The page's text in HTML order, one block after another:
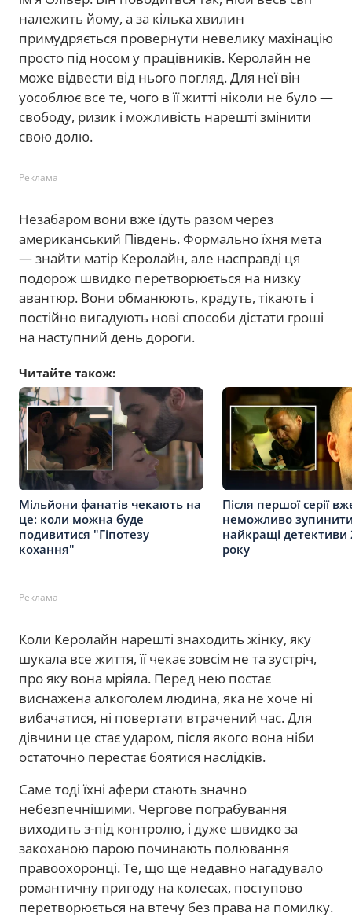
належить йому, а за кілька хвилин
примудряється провернути невелику махінацію
просто під носом у працівників. Керолайн не
може відвести від нього погляд. Для неї він
уособлює все те, чого в її житті ніколи не було —
свободу, ризик і можливість нарешті змінити
свою долю.
Реклама
Незабаром вони вже їдуть разом через
американський Південь. Формально їхня мета
— знайти матір Керолайн, але насправді ця
подорож швидко перетворюється на низку
авантюр. Вони обманюють, крадуть, тікають і
постійно вигадують нові способи дістати гроші
на наступний день дороги.
Читайте також:
Мільйони фанатів чекають на
це: коли можна буде
подивитися "Гіпотезу
кохання"
Після першої серії
неможливо
найкращі детективи
року
Реклама
Коли Керолайн нарешті знаходить жінку, яку
шукала все життя, її чекає зовсім не та зустріч,
про яку вона мріяла. Перед нею постає
виснажена алкоголем людина, яка не хоче ні
вибачатися, ні повертати втрачений час. Для
дівчини це стає ударом, після якого вона ніби
остаточно перестає боятися наслідків.
Саме тоді їхні афери стають значно
небезпечнішими. Чергове пограбування
виходить з-під контролю, і дуже швидко за
закоханою парою починають полювання
правоохоронці. Те, що ще недавно нагадувало
романтичну пригоду на колесах, поступово
перетворюється на втечу без права на помилку.